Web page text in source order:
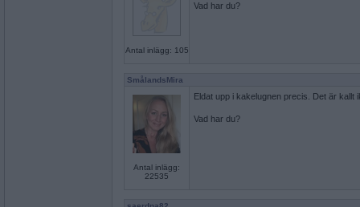
Antal inlägg: 105
Vad har du?
SmålandsMira
Antal inlägg:
22535
Eldat upp i kakelugnen precis. Det är kallt
Vad har du?